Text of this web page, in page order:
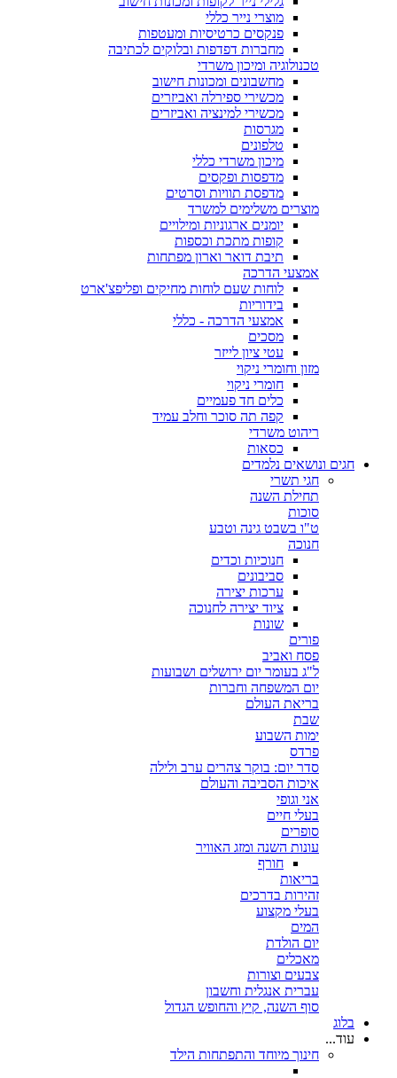
מוצרי נייר כללי
פנקסים כרטיסיות ומעטפות
מחברות דפדפות ובלוקים לכתיבה
טכנולוגיה ומיכון משרדי
מחשבונים ומכונות חישוב
מכשירי ספירלה ואביזרים
מכשירי למינציה ואביזרים
מגרסות
טלפונים
מיכון משרדי כללי
מדפסות ופקסים
מדפסת תוויות וסרטים
מוצרים משלימים למשרד
יומנים ארגוניות ומילויים
קופות מתכת וכספות
תיבת דואר וארון מפתחות
אמצעי הדרכה
לוחות שעם לוחות מחיקים ופליפצ'ארט
בידוריות
אמצעי הדרכה - כללי
מסכים
עטי ציון לייזר
מזון וחומרי ניקוי
חומרי ניקוי
כלים חד פעמיים
קפה תה סוכר וחלב עמיד
ריהוט משרדי
כסאות
חגים ונושאים נלמדים
חגי תשרי
תחילת השנה
סוכות
ט"ו בשבט גינה וטבע
חנוכה
חנוכיות וכדים
סביבונים
ערכות יצירה
ציוד יצירה לחנוכה
שונות
פורים
פסח ואביב
ל"ג בעומר יום ירושלים ושבועות
יום המשפחה וחברות
בריאת העולם
שבת
ימות השבוע
פרדס
סדר יום: בוקר צהרים ערב ולילה
איכות הסביבה והעולם
אני וגופי
בעלי חיים
סופרים
עונות השנה ומזג האוויר
חורף
בריאות
זהירות בדרכים
בעלי מקצוע
המים
יום הולדת
מאכלים
צבעים וצורות
עברית אנגלית וחשבון
סוף השנה, קיץ והחופש הגדול
בלוג
עוד...
חינוך מיוחד והתפתחות הילד